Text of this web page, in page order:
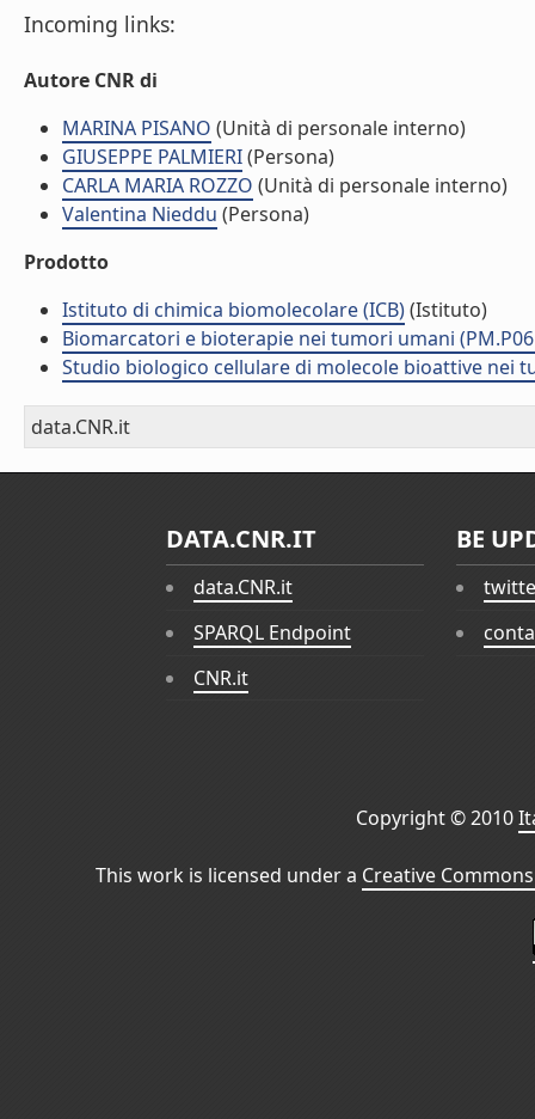
Incoming links:
Autore CNR di
MARINA PISANO (Unità di personale interno)
GIUSEPPE PALMIERI(Persona)
CARLA MARIA ROZZO (Unità di personale interno)
Valentina Nieddu (Persona)
Prodotto
Istituto di chimica biomolecolare (ICB)(Istituto)
Biomarcatori e bioterapie nei tumori umani
Studio biologico cellulare di molecole bioattive nei
data.CNR.it
DATA.CNR.IT
data.CNR.it
SPARQL Endpoint
CNR.it
BE
Copyright © 2010
This work is licensed under a Creative